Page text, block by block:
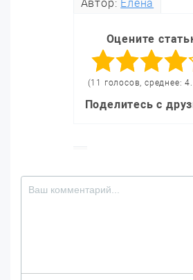
Автор: Елена
Оцените
(11 голосов, среднее:
Поделитесь с